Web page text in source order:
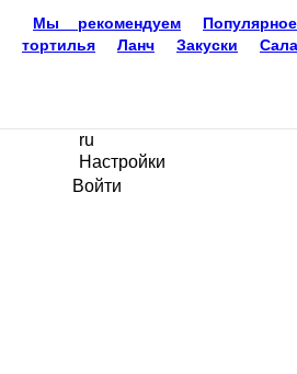
Доставка еды
ru
Настройки
Войти
Мы рекомендуем Популярное
тортилья
Ланч Закуски